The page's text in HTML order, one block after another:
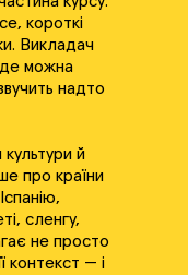
короткі
Викладач
де можна
надто
й
про країни
сленгу,
не просто
контекст — і